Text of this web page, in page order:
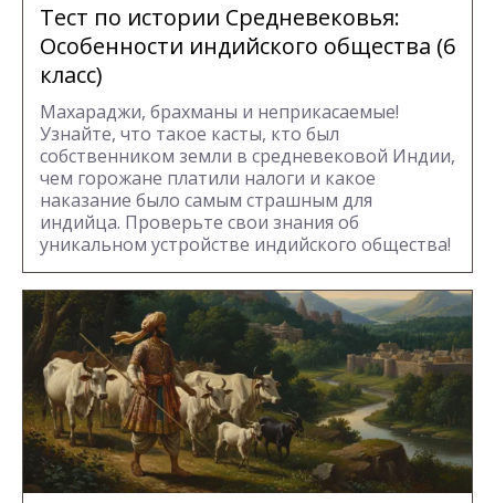
Тест по истории Средневековья:
Особенности индийского общества (6
класс)
Махараджи, брахманы и неприкасаемые!
Узнайте, что такое касты, кто был
собственником земли в средневековой Индии,
чем горожане платили налоги и какое
наказание было самым страшным для
индийца. Проверьте свои знания об
уникальном устройстве индийского общества!